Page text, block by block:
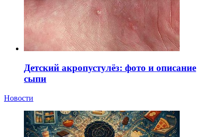
Детский акропустулёз: фото и описание
сыпи
Новости